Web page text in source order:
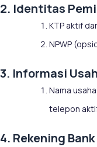
2. Identitas
KTP aktif
NPWP
3. Informasi
Nama
telepon
4. Rekening Bank